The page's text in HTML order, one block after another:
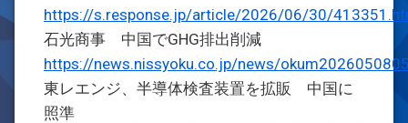
https://s.response.jp/article/2026/06/30/
石光商事 中国でGHG排出削減
https://news.nissyoku.co.jp/news/
東レエンジ、半導体検査装置を拡販 中国に
照準